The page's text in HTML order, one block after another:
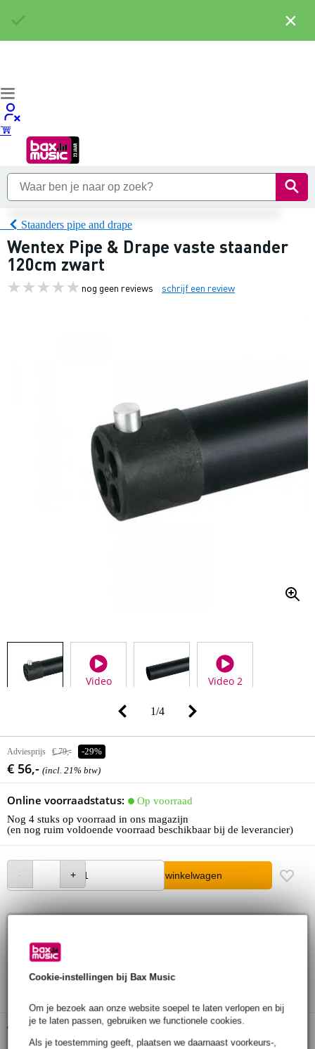
Cookie-instellingen bij Bax Music
Om je bezoek aan onze website soepel te laten verlopen en bij
je te laten passen, gebruiken we functionele cookies.
Als je toestemming geeft, plaatsen we daarnaast voorkeurs-,
Staanders pipe and drape
Wentex Pipe & Drape vaste staander
120cm zwart
nog geen reviews schrijf een review
Video Video 2
1/4
Adviesprijs € 79,- -29%
€ 56,- (incl. 21% btw)
Online voorraadstatus:
Op voorraad
Nog 4 stuks op voorraad in ons magazijn
(en nog ruim voldoende voorraad beschikbaar bij de leverancier)
In winkelwagen
30 dagen 'niet goed geld terug' garantie
3 jaar Bax Music garantie
Gratis ophalen in de winkel
×